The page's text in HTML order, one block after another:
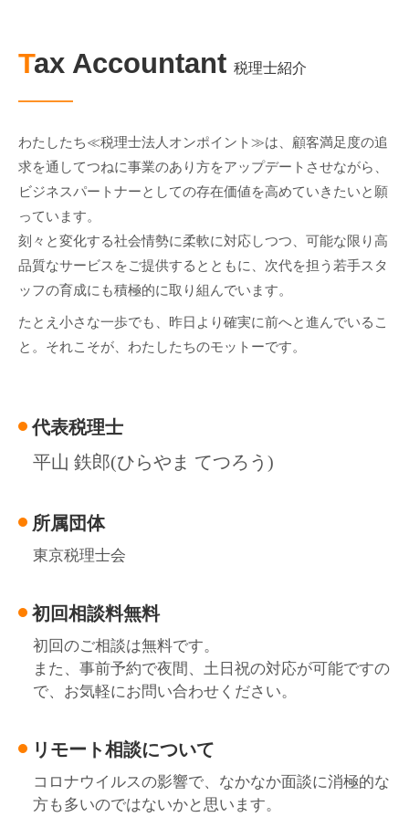
Tax Accountant 税理士紹介
わたしたち≪税理士法人オンポイント≫は、顧客満足度の追
求を通してつねに事業のあり方をアップデートさせながら、
ビジネスパートナーとしての存在価値を高めていきたいと願
っています。
刻々と変化する社会情勢に柔軟に対応しつつ、可能な限り高
品質なサービスをご提供するとともに、次代を担う若手スタ
ッフの育成にも積極的に取り組んでいます。
たとえ小さな一歩でも、昨日より確実に前へと進んでいるこ
と。それこそが、わたしたちのモットーです。
代表税理士
平山 鉄郎(ひらやま てつろう)
所属団体
東京税理士会
初回相談料無料
初回のご相談は無料です。
また、事前予約で夜間、土日祝の対応が可能ですの
で、お気軽にお問い合わせください。
リモート相談について
コロナウイルスの影響で、なかなか面談に消極的な
方も多いのではないかと思います。